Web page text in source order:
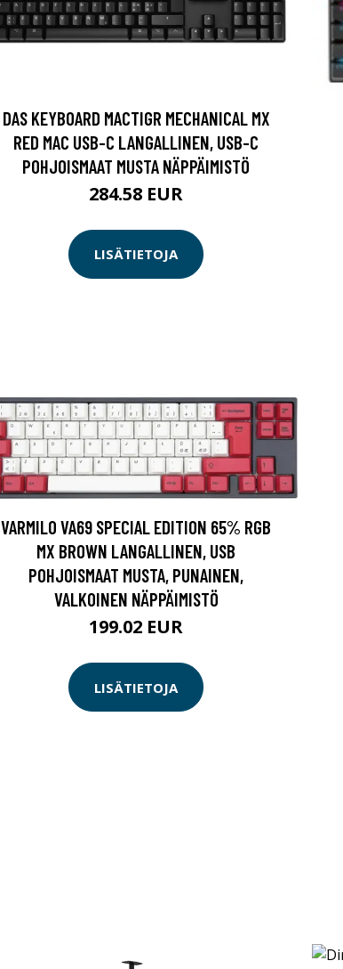
DAS KEYBOARD MACTIGR MECHANICAL MX
RED MAC USB-C LANGALLINEN, USB-C
POHJOISMAAT MUSTA NÄPPÄIMISTÖ
284.58 EUR
LISÄTIETOJA
VARMILO VA69 SPECIAL EDITION 65% RGB
MX BROWN LANGALLINEN, USB
POHJOISMAAT MUSTA, PUNAINEN,
VALKOINEN NÄPPÄIMISTÖ
199.02 EUR
LISÄTIETOJA